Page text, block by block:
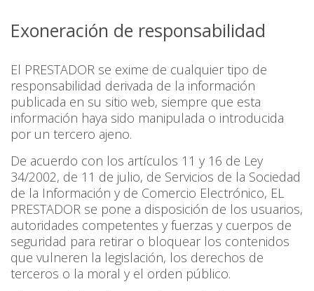
Exoneración de responsabilidad
El PRESTADOR se exime de cualquier tipo de
responsabilidad derivada de la información
publicada en su sitio web, siempre que esta
información haya sido manipulada o introducida
por un tercero ajeno.
De acuerdo con los artículos 11 y 16 de Ley
34/2002, de 11 de julio, de Servicios de la Sociedad
de la Información y de Comercio Electrónico, EL
PRESTADOR se pone a disposición de los usuarios,
autoridades competentes y fuerzas y cuerpos de
seguridad para retirar o bloquear los contenidos
que vulneren la legislación, los derechos de
terceros o la moral y el orden público.